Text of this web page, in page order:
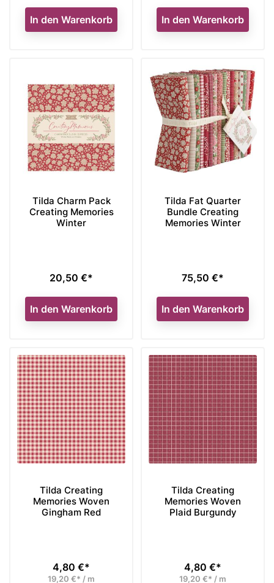
In den Warenkorb In den Warenkorb
Tilda Charm Pack
Creating Memories
Winter
Preis
20,50 €*
In den Warenkorb
Tilda Fat Quarter
Bundle Creating
Memories Winter
Preis
75,50 €*
In den Warenkorb
Tilda Creating
Memories Woven
Gingham Red
Preis
4,80 €*
19,20 €* / m
Tilda Creating
Memories Woven
Plaid Burgundy
Preis
4,80 €*
19,20 €* / m